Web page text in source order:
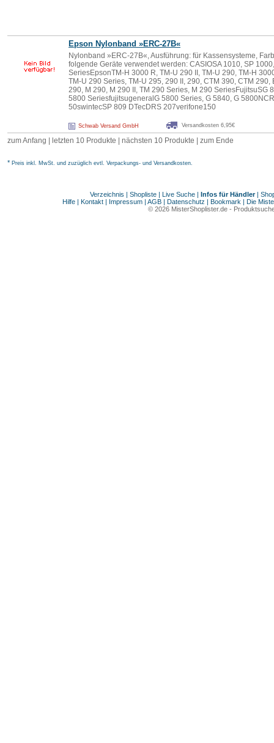
Epson Nylonband »ERC-27B«
Nylonband »ERC-27B«, Ausführung: für Kassensysteme,
folgende Geräte verwendet werden: CASIOSA 1010, SP
SeriesEpsonTM-H 3000 R, TM-U 290 II, TM-U 290, TM-H
TM-U 290 Series, TM-U 295, 290 II, 290, CTM 390, CTM 290,
290, M 290, M 290 II, TM 290 Series, M 290 SeriesFujitsuSG
5800 SeriesfujitsugeneralG 5800 Series, G 5840, G
50swintecSP 809 DTecDRS 207verifone150
Schwab Versand GmbH Versandkosten 6,95€
zum Anfang | letzten 10 Produkte | nächsten 10 Produkte | zum Ende
* Preis inkl. MwSt. und zuzüglich evtl. Verpackungs- und Versandkosten.
Verzeichnis | Shopliste| Live Suche| Infos für Händler|
Hilfe | Kontakt | Impressum | AGB | Datenschutz | Bookmark | Die
© 2026 MisterShoplister.de-